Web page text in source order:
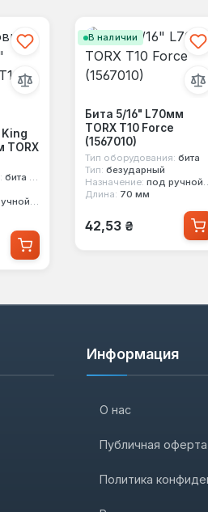
King
TORX
бита в головке
В наличии
Бита 5/16" L70мм
TORX T10 Force
(1567010)
Тип оборудования: бита
Тип: безударный
Назначение: под ручной инструмент
Длина: 70 мм
Обычная цена:
42,53 ₴
Информация
О нас
Публичная
Политика